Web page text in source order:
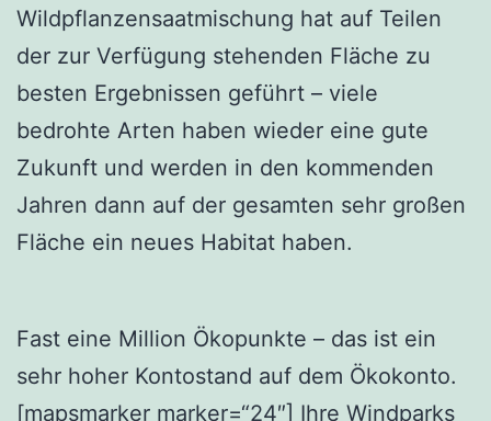
Wildpflanzensaatmischung hat auf Teilen
der zur Verfügung stehenden Fläche zu
besten Ergebnissen geführt – viele
bedrohte Arten haben wieder eine gute
Zukunft und werden in den kommenden
Jahren dann auf der gesamten sehr großen
Fläche ein neues Habitat haben.
Fast eine Million Ökopunkte – das ist ein
sehr hoher Kontostand auf dem Ökokonto.
[mapsmarker marker=“24″] Ihre Windparks